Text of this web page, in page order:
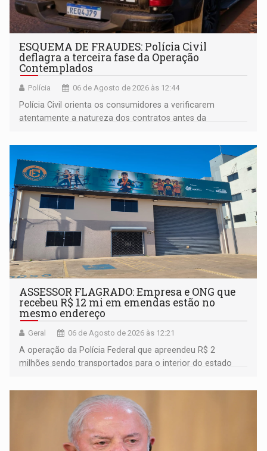
ESQUEMA DE FRAUDES: Polícia Civil
deflagra a terceira fase da Operação
Contemplados
Polícia 06 de Agosto de 2026 às 12:44
Polícia Civil orienta os consumidores a verificarem
atentamente a natureza dos contratos antes da
ASSESSOR FLAGRADO: Empresa e ONG que
recebeu R$ 12 mi em emendas estão no
mesmo endereço
Geral 06 de Agosto de 2026 às 12:21
A operação da Polícia Federal que apreendeu R$ 2
milhões sendo transportados para o interior do estado
ligação do suspeito com um deputado federal do União
Brasil por Rondônia